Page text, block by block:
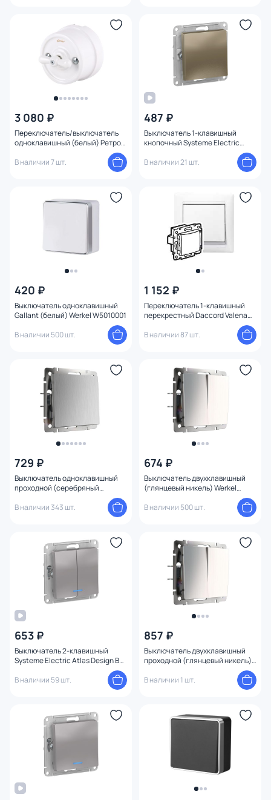
3 080 ₽
Переключатель/выключатель
одноклавишный (белый) Ретро
В наличии 7 шт.
487 ₽
Выключатель 1-клавишный
кнопочный Systeme Electric
В наличии 21 шт.
420 ₽
Выключатель одноклавишный
Gallant (белый) Werkel W5010001
В наличии 500 шт.
1 152 ₽
Переключатель 1-клавишный
перекрестный Daccord Valena
В наличии 87 шт.
729 ₽
Выключатель одноклавишный
проходной (cеребряный
В наличии 343 шт.
674 ₽
Выключатель двухклавишный
(глянцевый никель) Werkel
В наличии 500 шт.
653 ₽
Выключатель 2-клавишный
Systeme Electric Atlas Design BD-
В наличии 59 шт.
857 ₽
Выключатель двухклавишный
проходной (глянцевый никель)
В наличии 1 шт.